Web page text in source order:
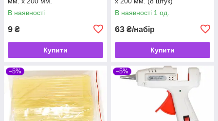
В наявності
9 ₴
Купити
В наявності 1 од.
63 ₴/набір
Купити
–5% –5%